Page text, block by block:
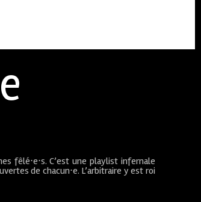
fêlé⋅e⋅s. C’est une playlist infernale
de chacun⋅e. L’arbitraire y est roi